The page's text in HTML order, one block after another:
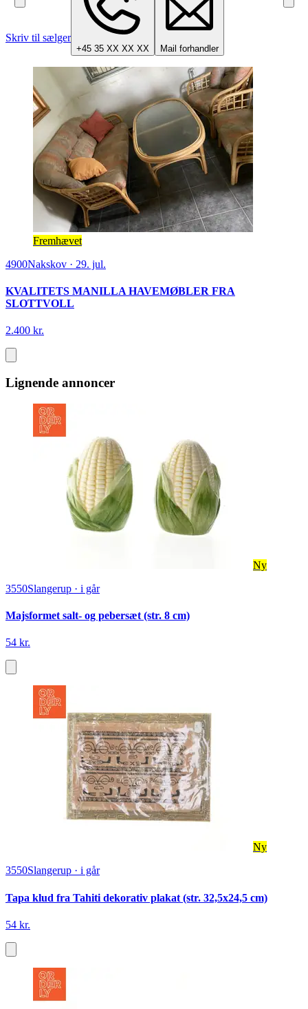
Skriv til sælger
+45 35 XX XX XX Mail forhandler
Fremhævet
4900Nakskov · 29. jul.
KVALITETS MANILLA HAVEMØBLER FRA
SLOTTVOLL
2.400 kr.
Lignende annoncer
Ny
3550Slangerup · i går
Majsformet salt- og pebersæt (str. 8 cm)
54 kr.
Ny
3550Slangerup · i går
Tapa klud fra Tahiti dekorativ plakat (str. 32,5x24,5 cm)
54 kr.